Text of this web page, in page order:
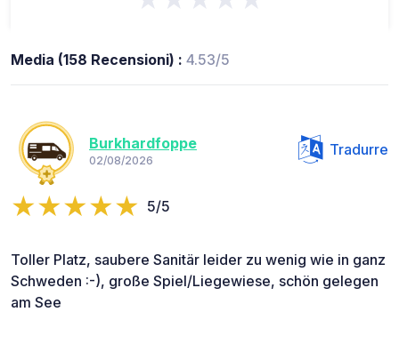
Media (158 Recensioni) : 4.53/5
Burkhardfoppe
02/08/2026
Tradurre
5/5
Toller Platz, saubere Sanitär leider zu wenig wie in ganz
Schweden :-), große Spiel/Liegewiese, schön gelegen
am See